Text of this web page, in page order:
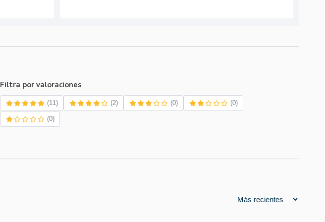
Filtra por valoraciones
(11) (2) (0) (0)
(0)